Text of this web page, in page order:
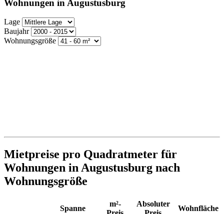
Wohnungen in Augustusburg
Lage
Baujahr
Wohnungsgröße
Mietpreise pro Quadratmeter für
Wohnungen in Augustusburg nach
Wohnungsgröße
Spanne
m²-
Absoluter
Wohnfläche